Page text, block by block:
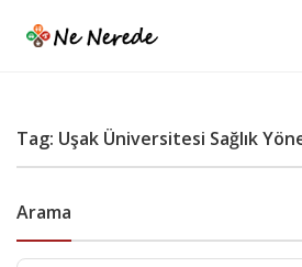
Tag: Uşak Üniversitesi Sağlık
Arama